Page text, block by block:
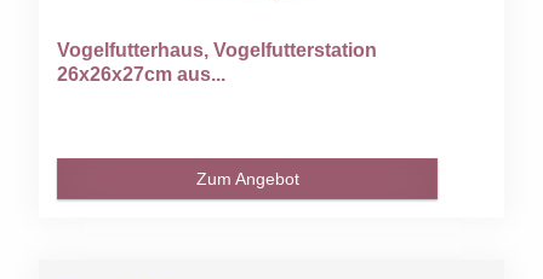
Vogelfutterhaus, Vogelfutterstation
26x26x27cm aus...
Zum Angebot